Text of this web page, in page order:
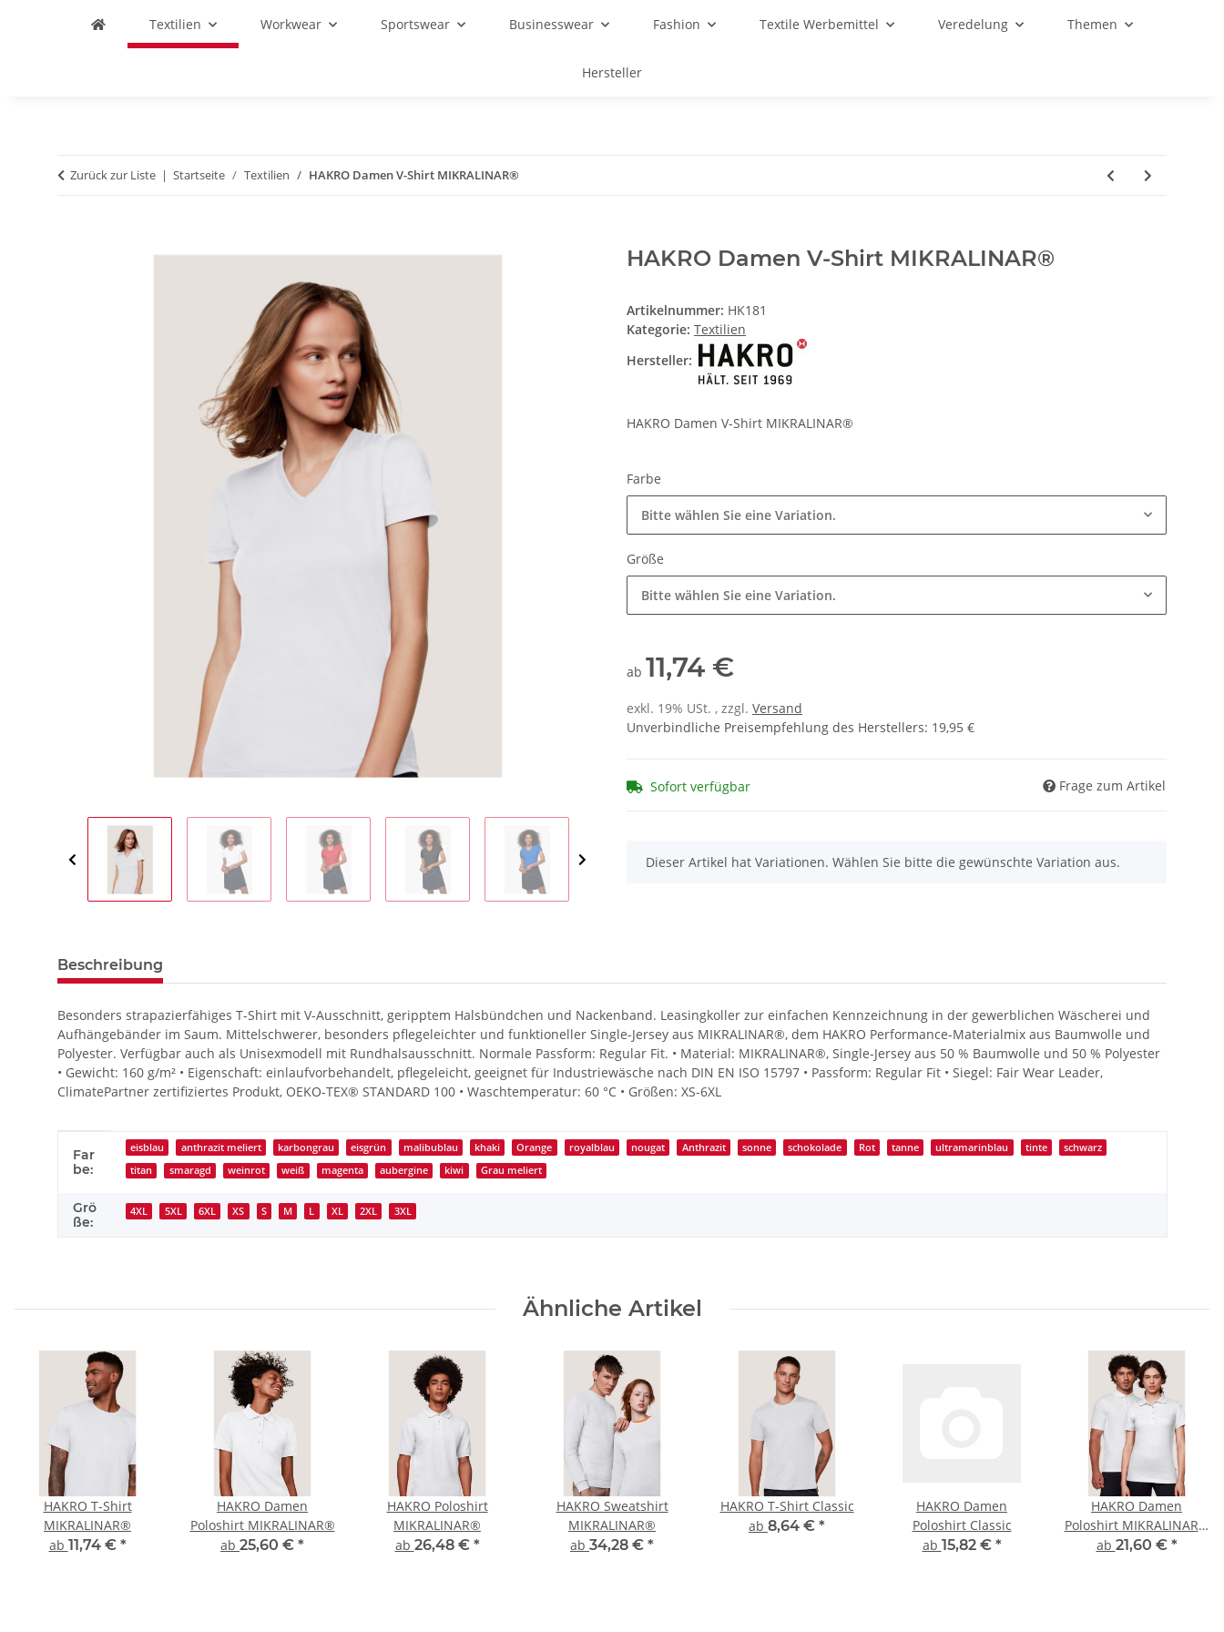
Textilien Workwear Sportswear Businesswear Fashion Textile Werbemittel Veredelung Themen
Hersteller
Zurück zur Liste Startseite Textilien HAKRO Damen V-Shirt MIKRALINAR®
HAKRO Damen V-Shirt MIKRALINAR®
Artikelnummer: HK181
Kategorie: Textilien
Hersteller:
HAKRO Damen V-Shirt MIKRALINAR®
Farbe
Bitte wählen Sie eine Variation.
Größe
Bitte wählen Sie eine Variation.
ab 11,74 €
exkl. 19% USt. , zzgl. Versand
Unverbindliche Preisempfehlung des Herstellers: 19,95 €
Sofort verfügbar Frage zum Artikel
x
Dieser Artikel hat Variationen. Wählen Sie bitte die gewünschte Variation aus.
Beschreibung
Besonders strapazierfähiges T-Shirt mit V-Ausschnitt, geripptem Halsbündchen und Nackenband. Leasingkoller zur einfachen Kennzeichnung in der gewerblichen Wäscherei und
Aufhängebänder im Saum. Mittelschwerer, besonders pflegeleichter und funktioneller Single-Jersey aus MIKRALINAR®, dem HAKRO Performance-Materialmix aus Baumwolle und
Polyester. Verfügbar auch als Unisexmodell mit Rundhalsausschnitt. Normale Passform: Regular Fit. • Material: MIKRALINAR®, Single-Jersey aus 50 % Baumwolle und 50 % Polyester
• Gewicht: 160 g/m² • Eigenschaft: einlaufvorbehandelt, pflegeleicht, geeignet für Industriewäsche nach DIN EN ISO 15797 • Passform: Regular Fit • Siegel: Fair Wear Leader,
ClimatePartner zertifiziertes Produkt, OEKO-TEX® STANDARD 100 • Waschtemperatur: 60 °C • Größen: XS-6XL
Produkteigenschaft
Wert
Far
be:
eisblau anthrazit meliert karbongrau eisgrün malibublau khaki Orange royalblau nougat Anthrazit sonne schokolade Rot tanne ultramarinblau tinte
schwarz
titan
smaragd weinrot weiß magenta aubergine kiwi Grau meliert
Grö
ße:
4XL 5XL 6XL XS S M L XL 2XL 3XL
Ähnliche Artikel
HAKRO T-Shirt
MIKRALINAR®
ab 11,74 € *
HAKRO Damen
Poloshirt MIKRALINAR®
ab 25,60 € *
HAKRO Poloshirt
MIKRALINAR®
ab 26,48 € *
HAKRO Sweatshirt
MIKRALINAR®
ab 34,28 € *
HAKRO T-Shirt Classic
ab 8,64 € *
HAKRO Damen
Poloshirt Classic
ab 15,82 € *
HAKRO Damen
Poloshirt MIKRALINAR®
ECO
ab 21,60 € *